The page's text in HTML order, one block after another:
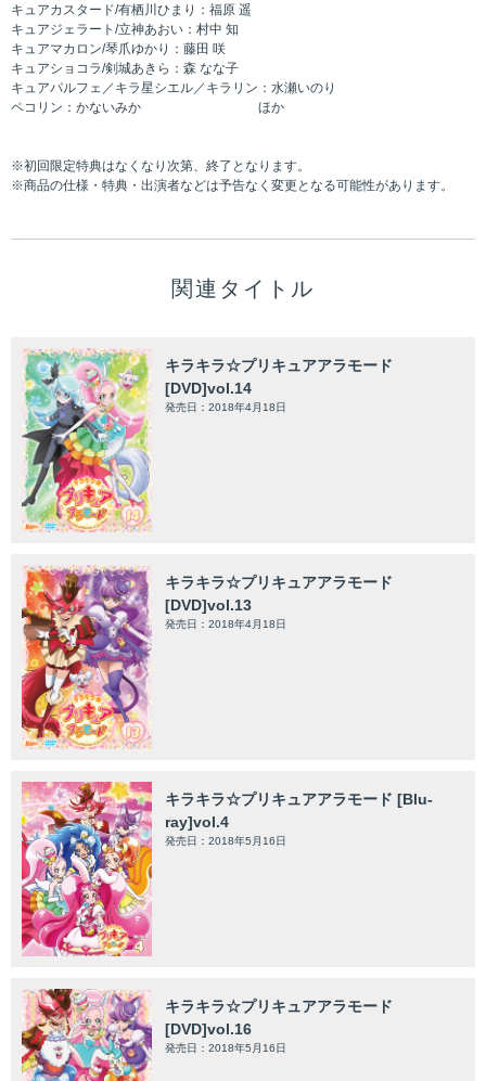
キュアカスタード/有栖川ひまり：福原 遥
キュアジェラート/立神あおい：村中 知
キュアマカロン/琴爪ゆかり：藤田 咲
キュアショコラ/剣城あきら：森 なな子
キュアパルフェ／キラ星シエル／キラリン：水瀬いのり
ペコリン：かないみか ほか
※初回限定特典はなくなり次第、終了となります。
※商品の仕様・特典・出演者などは予告なく変更となる可能性があります。
関連タイトル
キラキラ☆プリキュアアラモード
[DVD]vol.14
発売日：2018年4月18日
キラキラ☆プリキュアアラモード
[DVD]vol.13
発売日：2018年4月18日
キラキラ☆プリキュアアラモード [Blu-
ray]vol.4
発売日：2018年5月16日
キラキラ☆プリキュアアラモード
[DVD]vol.16
発売日：2018年5月16日